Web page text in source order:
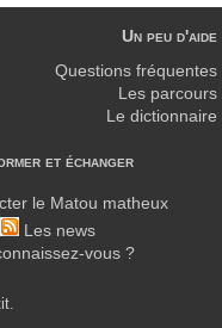
et échanger
le Matou matheux
Les news
vous ?
Un peu d'aide
Questions fréquentes
Les parcours
Le dictionnaire